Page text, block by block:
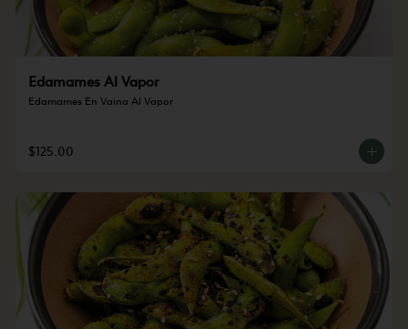
Edamames Al Vapor
Edamames En Vaina Al Vapor
$125.00